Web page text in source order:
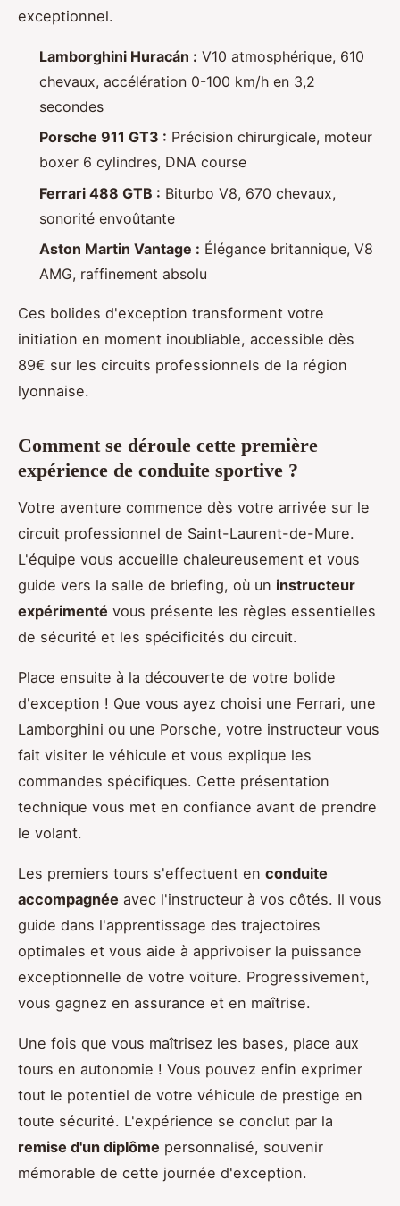
exceptionnel.
Lamborghini Huracán : V10 atmosphérique, 610
chevaux, accélération 0-100 km/h en 3,2
secondes
Porsche 911 GT3 : Précision chirurgicale, moteur
boxer 6 cylindres, DNA course
Ferrari 488 GTB : Biturbo V8, 670 chevaux,
sonorité envoûtante
Aston Martin Vantage : Élégance britannique, V8
AMG, raffinement absolu
Ces bolides d'exception transforment votre
initiation en moment inoubliable, accessible dès
89€ sur les circuits professionnels de la région
lyonnaise.
Comment se déroule cette première
expérience de conduite sportive ?
Votre aventure commence dès votre arrivée sur le
circuit professionnel de Saint-Laurent-de-Mure.
L'équipe vous accueille chaleureusement et vous
guide vers la salle de briefing, où un instructeur
expérimenté vous présente les règles essentielles
de sécurité et les spécificités du circuit.
Place ensuite à la découverte de votre bolide
d'exception ! Que vous ayez choisi une Ferrari, une
Lamborghini ou une Porsche, votre instructeur vous
fait visiter le véhicule et vous explique les
commandes spécifiques. Cette présentation
technique vous met en confiance avant de prendre
le volant.
Les premiers tours s'effectuent en conduite
accompagnée avec l'instructeur à vos côtés. Il vous
guide dans l'apprentissage des trajectoires
optimales et vous aide à apprivoiser la puissance
exceptionnelle de votre voiture. Progressivement,
vous gagnez en assurance et en maîtrise.
Une fois que vous maîtrisez les bases, place aux
tours en autonomie ! Vous pouvez enfin exprimer
tout le potentiel de votre véhicule de prestige en
toute sécurité. L'expérience se conclut par la
remise d'un diplôme personnalisé, souvenir
mémorable de cette journée d'exception.